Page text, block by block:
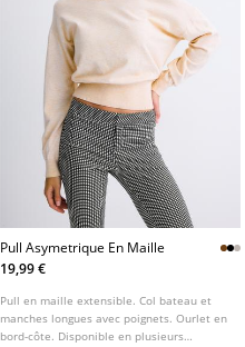
Pull Asymetrique En Maille
19,99 €
Pull en maille extensible. Col bateau et
manches longues avec poignets. Ourlet en
bord-côte. Disponible en plusieurs